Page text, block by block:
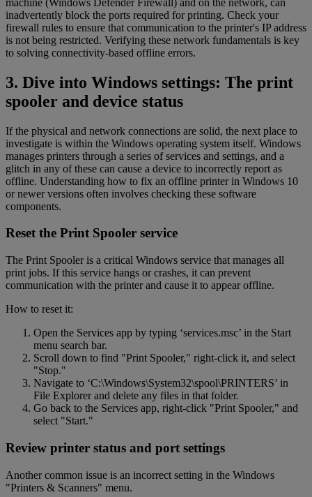
inadvertently block the ports required for printing. Check your
firewall rules to ensure that communication to the printer's IP address
is not being restricted. Verifying these network fundamentals is key
to solving connectivity-based offline errors.
3. Dive into Windows settings: The print
spooler and device status
If the physical and network connections are solid, the next place to
investigate is within the Windows operating system itself. Windows
manages printers through a series of services and settings, and a
glitch in any of these can cause a device to incorrectly report as
offline. Understanding how to fix an offline printer in Windows 10
or newer versions often involves checking these software
components.
Reset the Print Spooler service
The Print Spooler is a critical Windows service that manages all
print jobs. If this service hangs or crashes, it can prevent
communication with the printer and cause it to appear offline.
How to reset it:
Open the Services app by typing ‘services.msc’ in the Start
menu search bar.
Scroll down to find "Print Spooler," right-click it, and select
"Stop."
Navigate to ‘C:\Windows\System32\spool\PRINTERS’ in
File Explorer and delete any files in that folder.
Go back to the Services app, right-click "Print Spooler," and
select "Start."
Review printer status and port settings
Another common issue is an incorrect setting in the Windows
"Printers & Scanners" menu.